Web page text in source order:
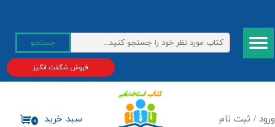
ورود / ثبت نام
حساب کاربری من
تغییر گذر واژه
سفارشات
جستجو
۰ سبد خرید
فروش شگفت انگیز